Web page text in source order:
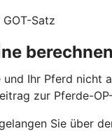
Satz
Ihr Pferd
zur Pferde-
Sie über